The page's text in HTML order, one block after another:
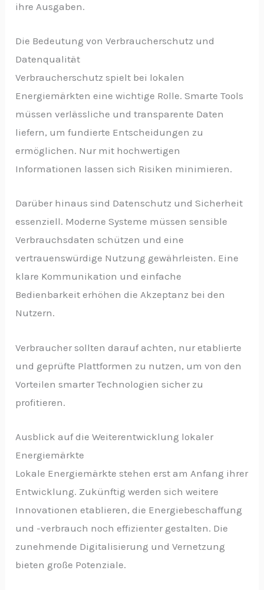
ihre Ausgaben.
Die Bedeutung von Verbraucherschutz und
Datenqualität
Verbraucherschutz spielt bei lokalen
Energiemärkten eine wichtige Rolle. Smarte Tools
müssen verlässliche und transparente Daten
liefern, um fundierte Entscheidungen zu
ermöglichen. Nur mit hochwertigen
Informationen lassen sich Risiken minimieren.
Darüber hinaus sind Datenschutz und Sicherheit
essenziell. Moderne Systeme müssen sensible
Verbrauchsdaten schützen und eine
vertrauenswürdige Nutzung gewährleisten. Eine
klare Kommunikation und einfache
Bedienbarkeit erhöhen die Akzeptanz bei den
Nutzern.
Verbraucher sollten darauf achten, nur etablierte
und geprüfte Plattformen zu nutzen, um von den
Vorteilen smarter Technologien sicher zu
profitieren.
Ausblick auf die Weiterentwicklung lokaler
Energiemärkte
Lokale Energiemärkte stehen erst am Anfang ihrer
Entwicklung. Zukünftig werden sich weitere
Innovationen etablieren, die Energiebeschaffung
und -verbrauch noch effizienter gestalten. Die
zunehmende Digitalisierung und Vernetzung
bieten große Potenziale.